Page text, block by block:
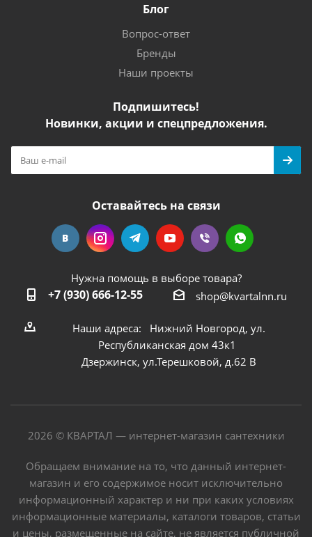
Блог
Вопрос-ответ
Бренды
Наши проекты
Подпишитесь!
Новинки, акции и спецпредложения.
Оставайтесь на связи
Нужна помощь в выборе товара?
+7 (930) 666-12-55 shop@kvartalnn.ru
Наши адреса: Нижний Новгород, ул.
Республиканская дом 43к1
Дзержинск, ул.Терешковой, д.62 В
2026 © КВАРТАЛ — интернет-магазин сантехники
Обращаем внимание на то, что данный интернет-
магазин и его содержимое носит исключительно
информационный характер и ни при каких условиях
информационные материалы, каталоги товаров, статьи
и цены, размещенные на сайте, не является публичной